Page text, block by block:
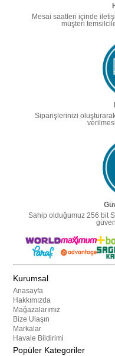
Mesai saatleri içinde
müşteri
Siparişlerinizi
Sahip olduğumuz 256 bit
Kurumsal
Anasayfa
Hakkımızda
Mağazalarımız
Bize Ulaşın
Markalar
Havale Bildirimi
Popüler Kategoriler